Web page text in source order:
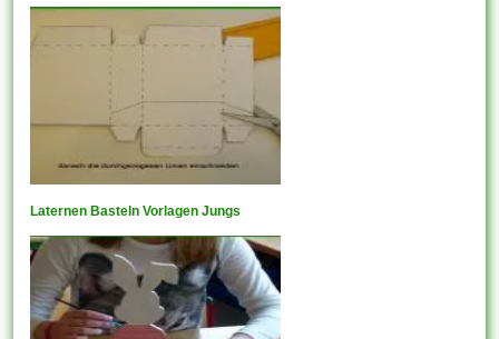
Laternen Basteln Vorlagen Jungs